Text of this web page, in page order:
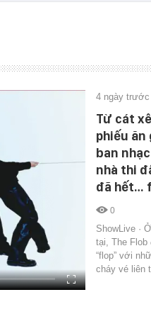
4 ngày trước
Từ cát
phiếu ăn
ban
nhà thi
đã hết…
0
ShowLive ·
tại, The Flob
“flop” với
cháy vé liên